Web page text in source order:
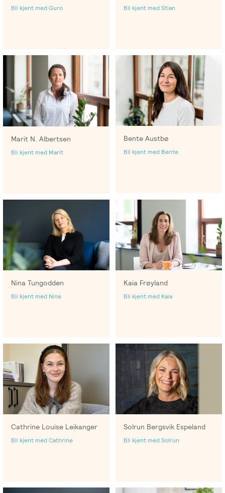
Bli kjent med Guro Bli kjent med Stian
Marit N. Albertsen
Bli kjent med Marit
Bente Austbø
Bli kjent med Bente
Nina Tungodden
Bli kjent med Nina
Kaia Frøyland
Bli kjent med Kaia
Cathrine Louise Leikanger
Bli kjent med Cathrine
Solrun Bergsvik Espeland
Bli kjent med Solrun